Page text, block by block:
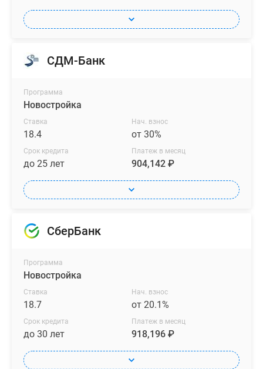
СДМ-Банк
Программа
Новостройка
Ставка
18.4
Нач. взнос
от 30%
Срок кредита
до 25 лет
Платеж в месяц
904,142 ₽
СберБанк
Программа
Новостройка
Ставка
18.7
Нач. взнос
от 20.1%
Срок кредита
до 30 лет
Платеж в месяц
918,196 ₽